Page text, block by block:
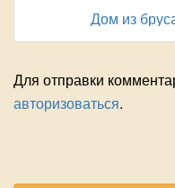
Дом из
Для отправки
авторизоваться.